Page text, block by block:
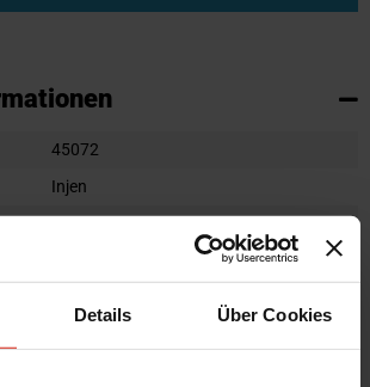
Details Über Cookies
45072
Injen